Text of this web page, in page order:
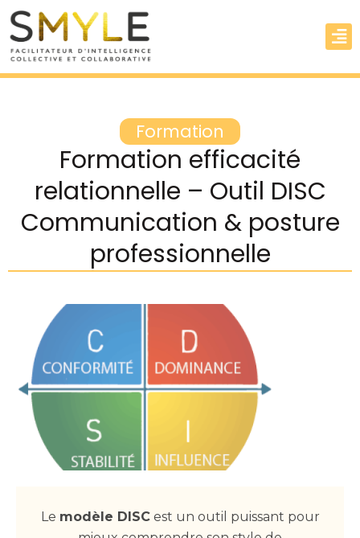
Formation
Formation efficacité
relationnelle – Outil DISC
Communication & posture
professionnelle
Le modèle DISCest un outil puissant pour